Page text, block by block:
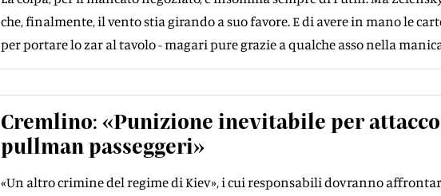
che, finalmente, il vento stia girando a suo favore. E di avere in mano le
per portare lo zar al tavolo - magari pure grazie a qualche asso nella
Cremlino: «Punizione inevitabile per
pullman passeggeri»
«Un altro crimine del regime di Kiev», i cui responsabili dovranno